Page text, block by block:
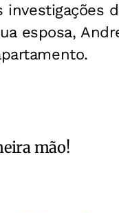
esposa,
mão!